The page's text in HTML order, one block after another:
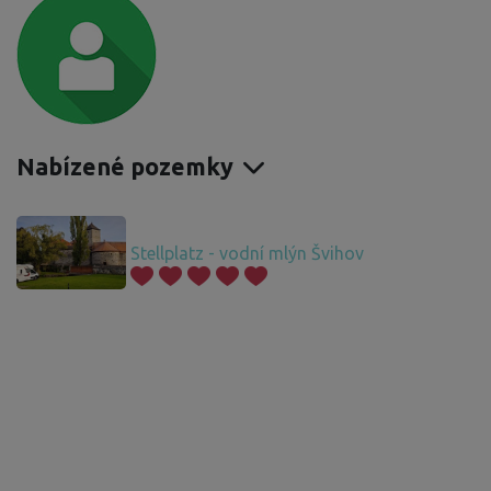
Nabízené pozemky
Stellplatz - vodní mlýn Švihov